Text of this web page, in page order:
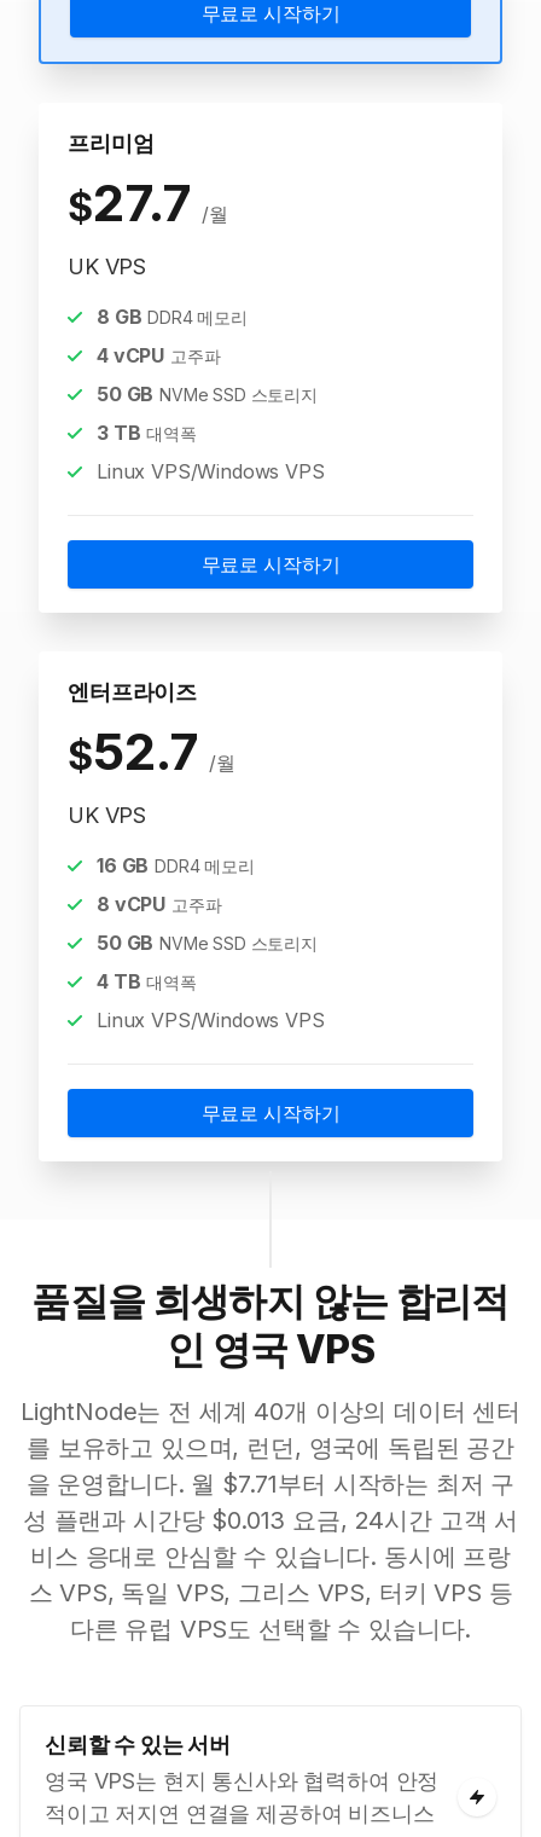
무료로 시작하기
프리미엄
$27.7 /월
UK VPS
8 GB DDR4 메모리
4vCPU 고주파
50GB NVMe SSD 스토리지
3TB 대역폭
Linux VPS/Windows VPS
무료로 시작하기
엔터프라이즈
$52.7 /월
UK VPS
16 GB DDR4 메모리
8 vCPU 고주파
50GB NVMe SSD 스토리지
4TB 대역폭
Linux VPS/Windows VPS
무료로 시작하기
품질을 희생하지 않는 합리적
인 영국 VPS
LightNode는 전 세계 40개 이상의 데이터 센터
를 보유하고 있으며, 런던, 영국에 독립된 공간
을 운영합니다. 월 $7.71부터 시작하는 최저 구
성 플랜과 시간당 $0.013 요금, 24시간 고객 서
비스 응대로 안심할 수 있습니다. 동시에 프랑
스 VPS, 독일 VPS, 그리스 VPS, 터키 VPS 등
다른 유럽 VPS도 선택할 수 있습니다.
신뢰할 수 있는 서버
영국 VPS는 현지 통신사와 협력하여 안정
적이고 저지연 연결을 제공하여 비즈니스